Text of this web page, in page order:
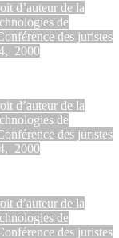
d’auteur de la
de
des juristes
2000
d’auteur de la
de
des juristes
2000
d’auteur de la
de
des juristes